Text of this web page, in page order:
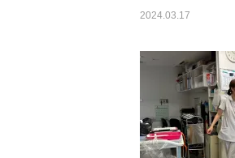
2024.03.17